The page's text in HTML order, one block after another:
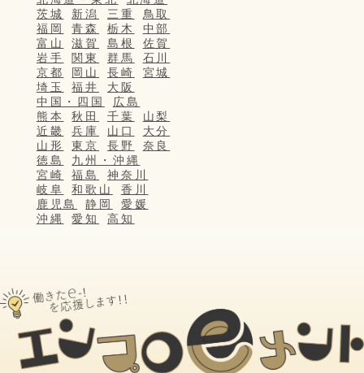
茨城
新潟 三重
鳥取
福岡
青森 栃木
中部
富山
滋賀 島根
佐賀
岩手
関東 群馬
石川
京都
岡山 長崎
宮城
埼玉
福井
大阪
中国・四国
広島
熊本
秋田 千葉
山梨
近畿
兵庫 山口
大分
山形
東京 長野
奈良
徳島
九州・沖縄
宮崎
福島
神奈川
岐阜
和歌山
香川
鹿児島
静岡
愛媛
沖縄
愛知 高知